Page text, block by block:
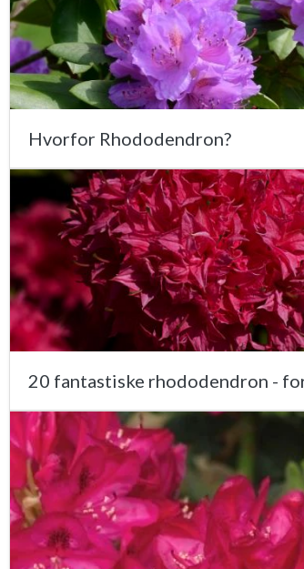
Hvorfor Rhododendron?
20 fantastiske rhododendron -